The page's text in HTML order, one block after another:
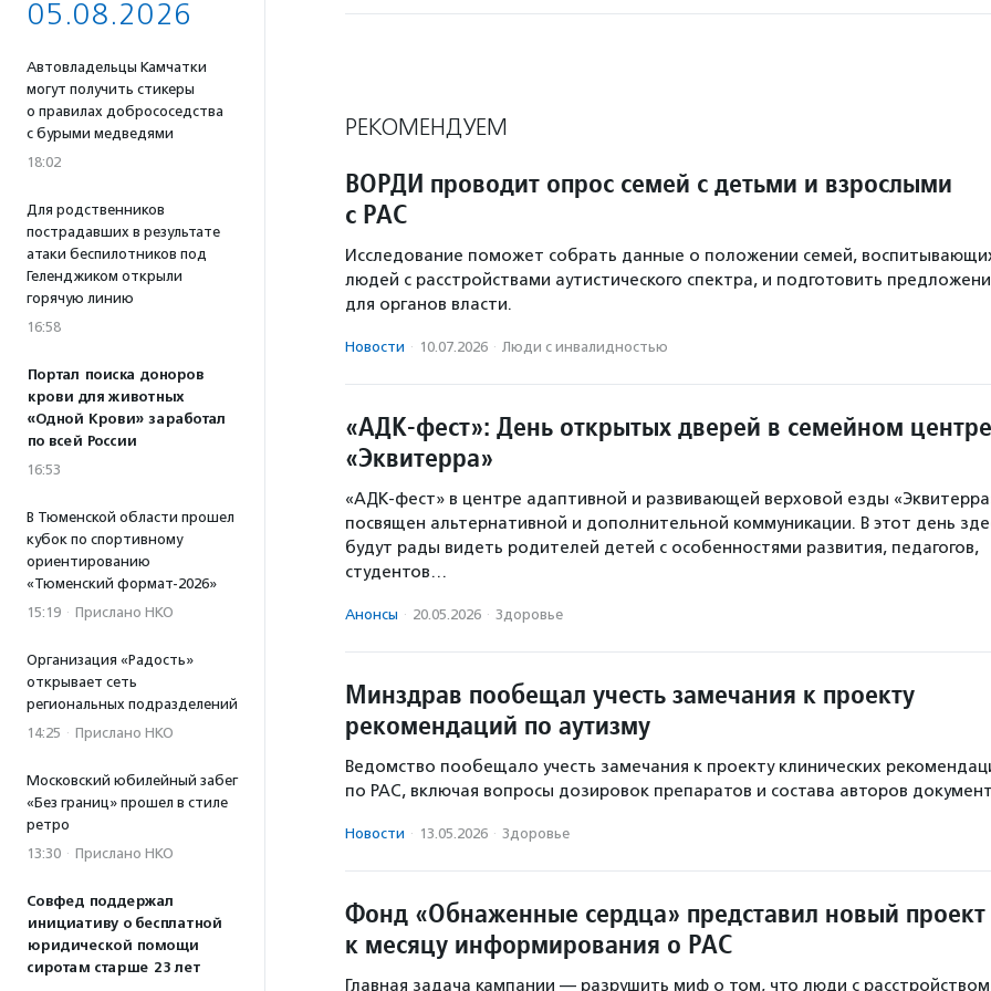
05.08.2026
Автовладельцы Камчатки
могут получить стикеры
о правилах добрососедства
с бурыми медведями
18:02
Для родственников
пострадавших в результате
атаки беспилотников под
Геленджиком открыли
горячую линию
16:58
Портал поиска доноров
крови для животных
«Одной Крови» заработал
по всей России
16:53
В Тюменской области прошел
кубок по спортивному
ориентированию
«Тюменский формат-2026»
15:19 · Прислано НКО
Организация «Радость»
открывает сеть
региональных подразделений
14:25 · Прислано НКО
Московский юбилейный забег
«Без границ» прошел в стиле
ретро
13:30 · Прислано НКО
Совфед поддержал
инициативу о бесплатной
юридической помощи
сиротам старше 23 лет
РЕКОМЕНДУЕМ
ВОРДИ проводит опрос семей с детьми и взрослыми
с РАС
Исследование поможет собрать данные о положении семей,
людей с расстройствами аутистического спектра, и подготовить
для органов власти.
Новости · 10.07.2026 · Люди с инвалидностью
«АДК-фест»: День открытых дверей в семейном центре
«Эквитерра»
«АДК-фест» в центре адаптивной и развивающей верховой езды
посвящен альтернативной и дополнительной коммуникации. В этот день
будут рады видеть родителей детей с особенностями развития, педагогов,
студентов…
Анонсы · 20.05.2026 · Здоровье
Минздрав пообещал учесть замечания к проекту
рекомендаций по аутизму
Ведомство пообещало учесть замечания к проекту клинических
по РАС, включая вопросы дозировок препаратов и состава авторов
Новости · 13.05.2026 · Здоровье
Фонд «Обнаженные сердца» представил новый проект
к месяцу информирования о РАС
Главная задача кампании — разрушить миф о том, что люди с расстройством